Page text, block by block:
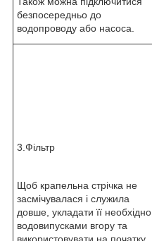
безпосередньо до
водопроводу або насоса.
3.Фільтр
Щоб крапельна стрічка не
засмічувалася і служила
довше, укладати її необхідно
водовипусками вгору та